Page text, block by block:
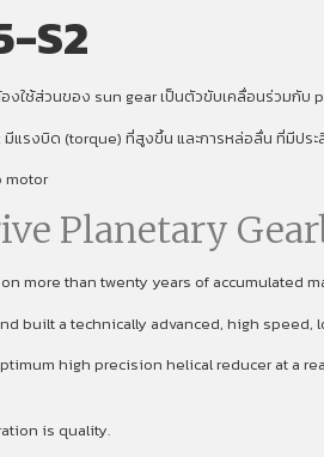
S2
ใช้ส่วนของ sun gear เป็นตัวขับเคลื่อนร่วมกับ
รงบิด (torque) ที่สูงขึ้น และการหล่อลื่น ที่มีประ
motor
Planetary
more than twenty years of accumulated
a technically advanced, high speed,
high precision helical reducer at a
is quality.